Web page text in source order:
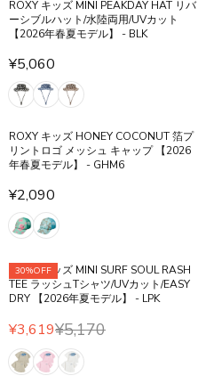
0
L
E
O
¥
4
,
4
0
¥
8
5
0
L
P
I
E
¥
6
,
0
0
,
N
O
O
N
S
ROXY キッズ MINI PEAKDAY HAT リバ
ーシブルハット/水陸両用/UVカット
【2026年春夏モデル】 - BLK
R
E
G
L
A
P
I
E
¥
5
,
0
6
0
¥5,060
ROXY キッズ HONEY COCONUT 箔プ
リントロゴ メッシュ キャップ 【2026
年春夏モデル】 - GHM6
R
E
G
A
P
I
¥2,090
30%OFF
ROXY キッズ MINI SURF SOUL RASH
TEE ラッシュTシャツ/UVカット/EASY
DRY 【2026年夏モデル】 - LPK
R
E
G
¥3,619¥5,170